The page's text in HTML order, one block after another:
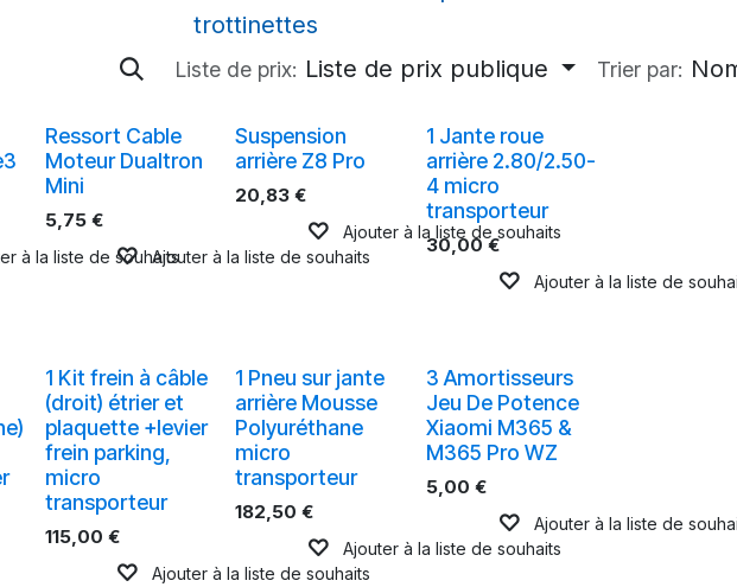
trottinettes
Liste de prix: Liste de prix publique Trier par:
à la liste de souhaits
Ressort Cable
Moteur Dualtron
Mini
5,75€
Ajouter à la liste de souhaits
Suspension
arrière Z8 Pro
20,83 €
Ajouter à la liste de souhaits
1 Jante roue
arrière 2.80/2.50-
4 micro
transporteur
30,00€
Ajouter à la liste de
1 Kit frein à câble
(droit) étrier et
plaquette +levier
frein parking,
micro
transporteur
115,00 €
Ajouter à la liste de souhaits
1 Pneu sur jante
arrière Mousse
Polyuréthane
micro
transporteur
182,50 €
Ajouter à la liste de souhaits
3 Amortisseurs
Jeu De Potence
Xiaomi M365 &
M365 Pro WZ
5,00 €
Ajouter à la liste de